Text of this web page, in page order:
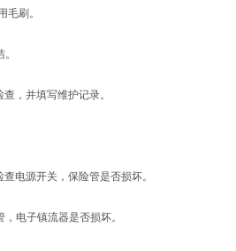
毛刷。
，并填写维护记录。
电源开关，保险管是否损坏。
电子镇流器是否损坏。